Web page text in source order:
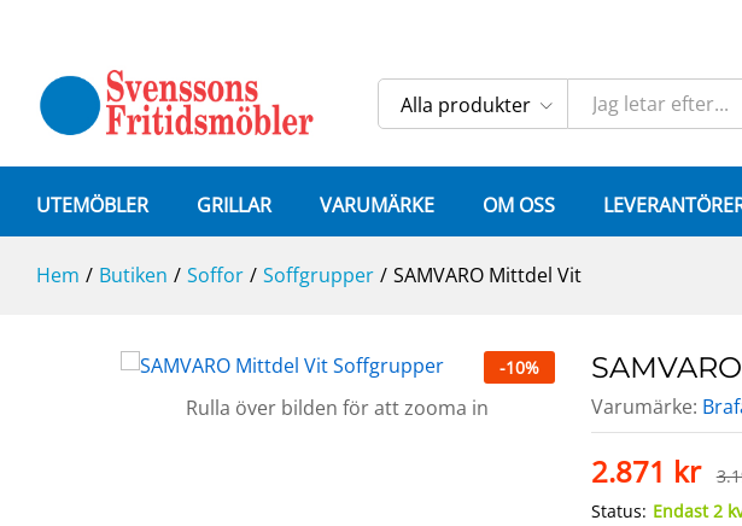
Alla produkter
UTEMÖBLER GRILLAR VARUMÄRKE OM OSS
Hem / Butiken / Soffor / Soffgrupper / SAMVARO Mittdel Vit
-10%
Rulla över bilden för att zooma in Varumärke:
2.871 kr
Status: Endast 2
Specifikation